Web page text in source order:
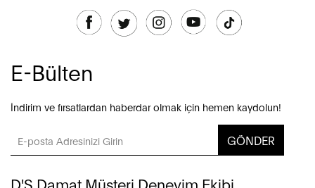
E-Bülten
İndirim ve fırsatlardan haberdar olmak için hemen kaydolun!
GÖNDER
D'S Damat Müşteri Deneyim Ekibi